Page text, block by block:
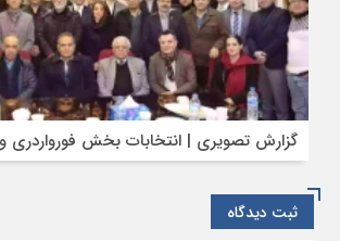
گزارش تصویری | انتخابات بخش
ثبت دیدگاه